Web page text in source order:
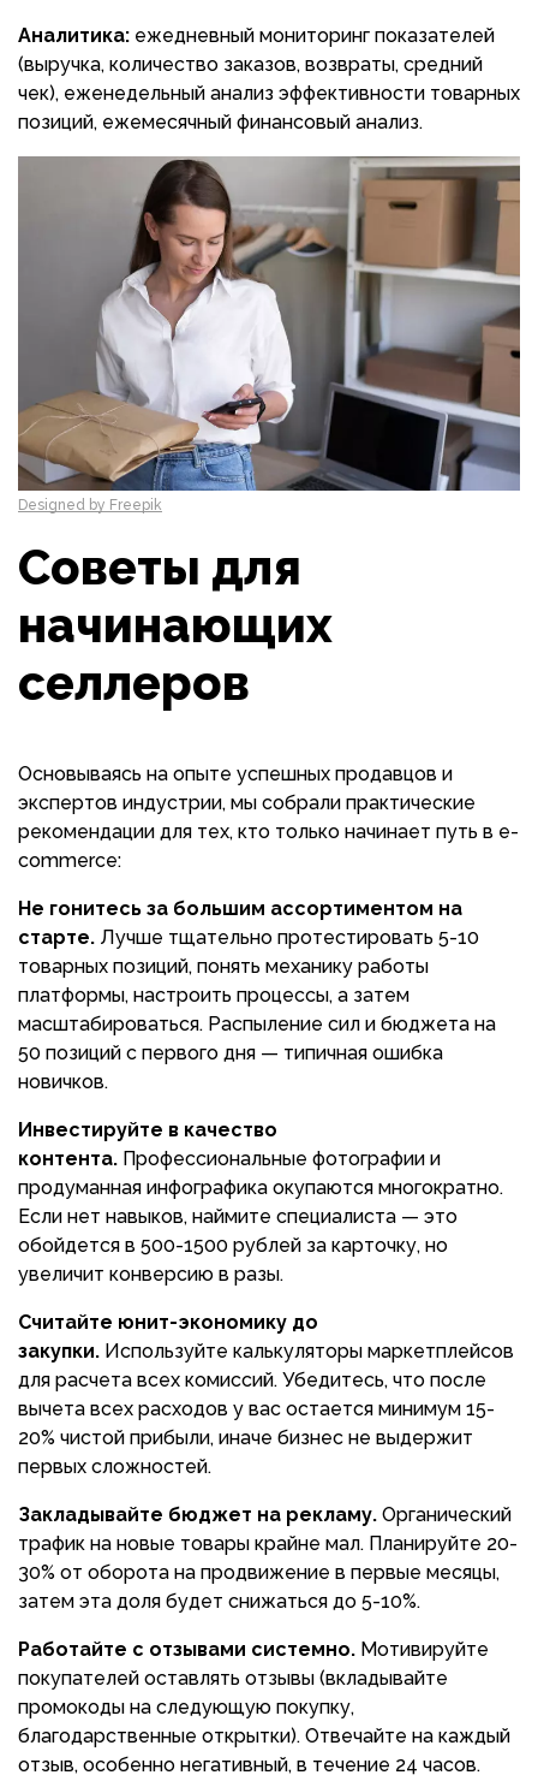
Аналитика: ежедневный мониторинг показателей
(выручка, количество заказов, возвраты, средний
чек), еженедельный анализ эффективности товарных
позиций, ежемесячный финансовый анализ.
Designed by Freepik
Советы для
начинающих
селлеров
Основываясь на опыте успешных продавцов и
экспертов индустрии, мы собрали практические
рекомендации для тех, кто только начинает путь в e-
commerce:
Не гонитесь за большим ассортиментом на
старте. Лучше тщательно протестировать 5-10
товарных позиций, понять механику работы
платформы, настроить процессы, а затем
масштабироваться. Распыление сил и бюджета на
50 позиций с первого дня — типичная ошибка
новичков.
Инвестируйте в качество
контента. Профессиональные фотографии и
продуманная инфографика окупаются многократно.
Если нет навыков, наймите специалиста — это
обойдется в 500-1500 рублей за карточку, но
увеличит конверсию в разы.
Считайте юнит-экономику до
закупки. Используйте калькуляторы маркетплейсов
для расчета всех комиссий. Убедитесь, что после
вычета всех расходов у вас остается минимум 15-
20% чистой прибыли, иначе бизнес не выдержит
первых сложностей.
Закладывайте бюджет на рекламу. Органический
трафик на новые товары крайне мал. Планируйте 20-
30% от оборота на продвижение в первые месяцы,
затем эта доля будет снижаться до 5-10%.
Работайте с отзывами системно. Мотивируйте
покупателей оставлять отзывы (вкладывайте
промокоды на следующую покупку,
благодарственные открытки). Отвечайте на каждый
отзыв, особенно негативный, в течение 24 часов.